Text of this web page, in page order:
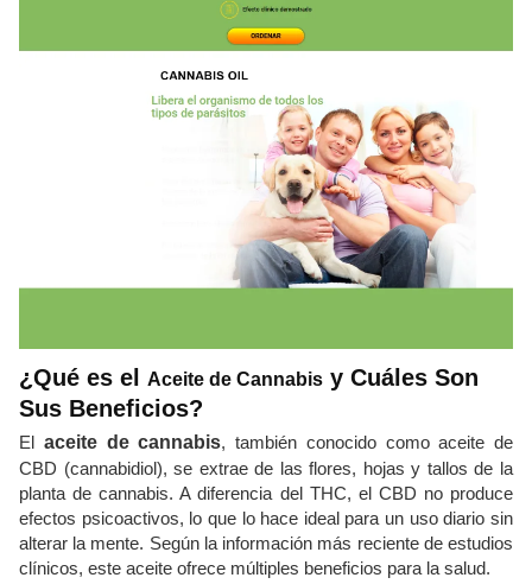
¿Qué es el Aceite de Cannabis y Cuáles Son
Sus Beneficios?
El aceite de cannabis, también conocido como aceite de
CBD (cannabidiol), se extrae de las flores, hojas y tallos de la
planta de cannabis. A diferencia del THC, el CBD no produce
efectos psicoactivos, lo que lo hace ideal para un uso diario sin
alterar la mente. Según la información más reciente de estudios
clínicos, este aceite ofrece múltiples beneficios para la salud.